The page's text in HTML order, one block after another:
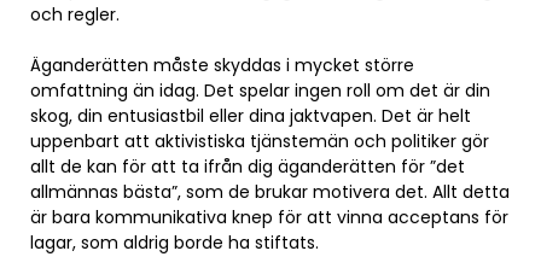
och regler.
Äganderätten måste skyddas i mycket större
omfattning än idag. Det spelar ingen roll om det är din
skog, din entusiastbil eller dina jaktvapen. Det är helt
uppenbart att aktivistiska tjänstemän och politiker gör
allt de kan för att ta ifrån dig äganderätten för ”det
allmännas bästa”, som de brukar motivera det. Allt detta
är bara kommunikativa knep för att vinna acceptans för
lagar, som aldrig borde ha stiftats.